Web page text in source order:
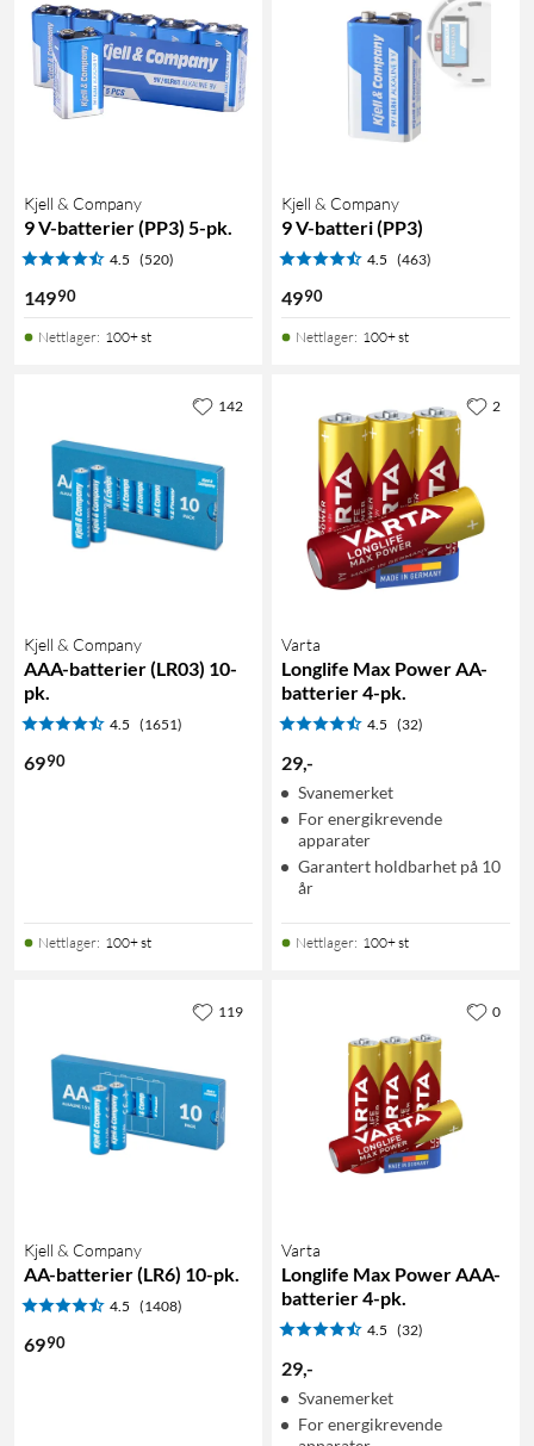
Kjell & Company
9 V-batterier (PP3) 5-pk.
4.5 (520)
14990
Nettlager: 100+ st
Kjell & Company
9 V-batteri (PP3)
4.5 (463)
4990
Nettlager: 100+ st
Kjell & Company
AAA-batterier (LR03) 10-
pk.
4.5 (1651)
6990
Nettlager: 100+ st
142
Varta
Longlife Max Power AA-
batterier 4-pk.
4.5 (32)
29,-
Svanemerket
For energikrevende
apparater
Garantert holdbarhet på 10
år
Nettlager: 100+ st
2
Kjell & Company
AA-batterier (LR6) 10-pk.
4.5 (1408)
6990
119
Varta
Longlife Max Power AAA-
batterier 4-pk.
4.5 (32)
29,-
Svanemerket
For energikrevende
0